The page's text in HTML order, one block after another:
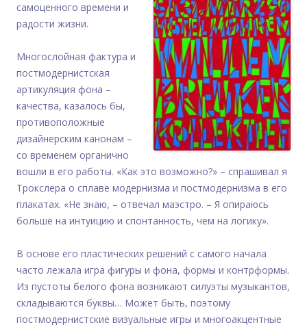
самоценного времени и
радости жизни.
Многослойная фактура и
постмодернистская
артикуляция фона –
качества, казалось бы,
противоположные
дизайнерским канонам –
со временем органично
вошли в его работы. «Как это возможно?» – спрашивал я
Трокслера о сплаве модернизма и постмодернизма в его
плакатах. «Не знаю, – отвечал маэстро. – Я опираюсь
больше на интуицию и спонтанность, чем на логику».
В основе его пластических решений с самого начала
часто лежала игра фигуры и фона, формы и контрформы.
Из пустоты белого фона возникают силуэты музыкантов,
складываются буквы… Может быть, поэтому
постмодернистские визуальные игры и многоакцентные